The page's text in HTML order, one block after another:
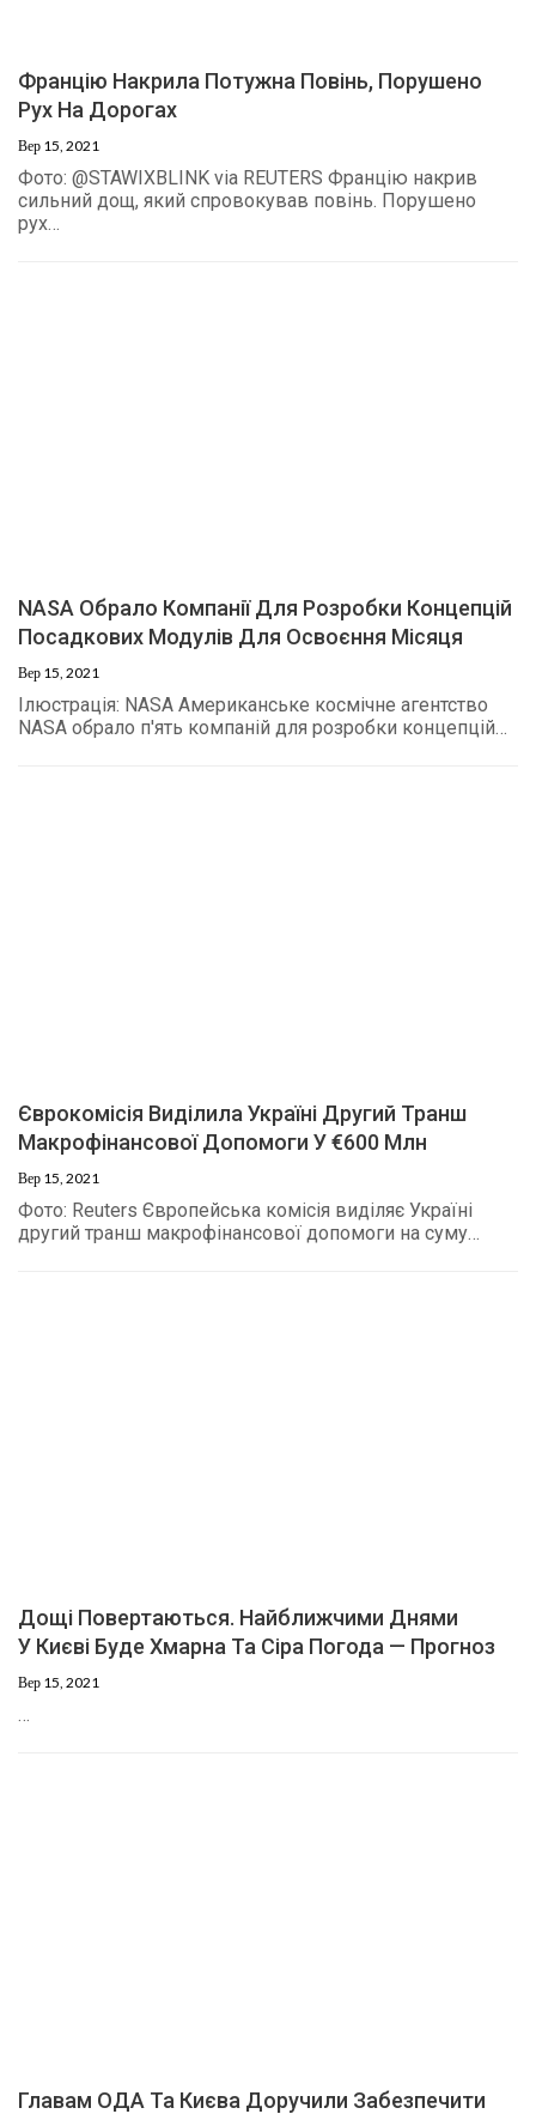
Францію Накрила Потужна Повінь, Порушено
Рух На Дорогах
Вер 15, 2021
Фото: @STAWIXBLINK via REUTERS Францію накрив
сильний дощ, який спровокував повінь. Порушено
рух…
NASA Обрало Компанії Для Розробки Концепцій
Посадкових Модулів Для Освоєння Місяця
Вер 15, 2021
Ілюстрація: NASA Американське космічне агентство
NASA обрало п'ять компаній для розробки концепцій…
Єврокомісія Виділила Україні Другий Транш
Макрофінансової Допомоги У €600 Млн
Вер 15, 2021
Фото: Reuters Європейська комісія виділяє Україні
другий транш макрофінансової допомоги на суму…
Дощі Повертаються. Найближчими Днями
У Києві Буде Хмарна Та Сіра Погода — Прогноз
Вер 15, 2021
…
Главам ОДА Та Києва Доручили Забезпечити